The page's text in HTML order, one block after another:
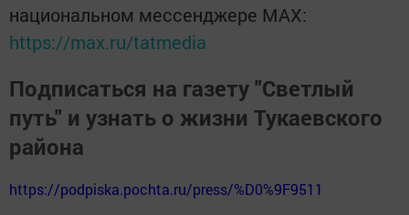
национальном мессенджере MАХ:
https://max.ru/tatmedia
Подписаться на газету "Светлый
путь" и узнать о жизни Тукаевского
района
https://podpiska.pochta.ru/press/%D0%9F9511